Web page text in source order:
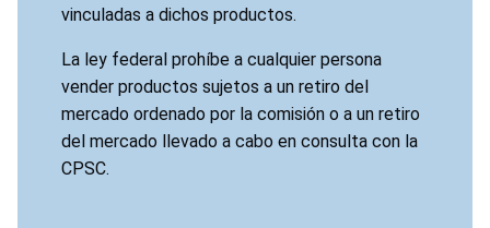
vinculadas a dichos productos.
La ley federal prohíbe a cualquier persona
vender productos sujetos a un retiro del
mercado ordenado por la comisión o a un retiro
del mercado llevado a cabo en consulta con la
CPSC.